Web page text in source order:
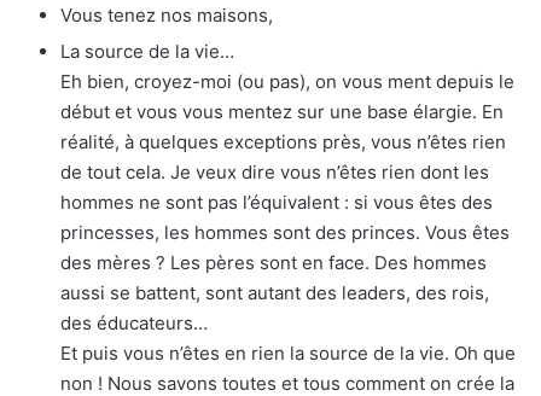
Vous tenez nos maisons,
La source de la vie…
Eh bien, croyez-moi (ou pas), on vous ment depuis le
début et vous vous mentez sur une base élargie. En
réalité, à quelques exceptions près, vous n’êtes rien
de tout cela. Je veux dire vous n’êtes rien dont les
hommes ne sont pas l’équivalent : si vous êtes des
princesses, les hommes sont des princes. Vous êtes
des mères ? Les pères sont en face. Des hommes
aussi se battent, sont autant des leaders, des rois,
des éducateurs…
Et puis vous n’êtes en rien la source de la vie. Oh que
non ! Nous savons toutes et tous comment on crée la